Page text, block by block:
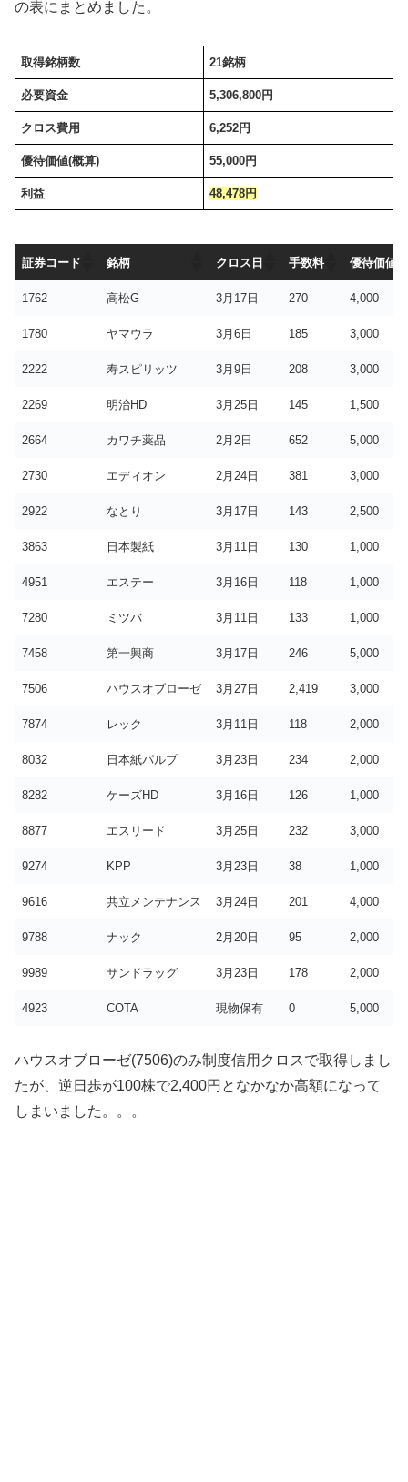
の表にまとめました。
取得銘柄数 21銘柄
必要資金 5,306,800円
クロス費用 6,252円
優待価値(概算) 55,000円
利益 48,478円
証券コード 銘柄 クロス日 手数料 優待価値
証券コード 銘柄 クロス日 手数料 優待価値
1762 高松G 3月17日 270 4,000
1780 ヤマウラ 3月6日 185 3,000
2222 寿スピリッツ 3月9日 208 3,000
2269 明治HD 3月25日 145 1,500
2664 カワチ薬品 2月2日 652 5,000
2730 エディオン 2月24日 381 3,000
2922 なとり 3月17日 143 2,500
3863 日本製紙 3月11日 130 1,000
4951 エステー 3月16日 118 1,000
7280 ミツバ 3月11日 133 1,000
7458 第一興商 3月17日 246 5,000
7506 ハウスオブローゼ 3月27日 2,419 3,000
7874 レック 3月11日 118 2,000
8032 日本紙パルプ 3月23日 234 2,000
8282 ケーズHD 3月16日 126 1,000
8877 エスリード 3月25日 232 3,000
9274 KPP 3月23日 38 1,000
9616 共立メンテナンス 3月24日 201 4,000
9788 ナック 2月20日 95 2,000
9989 サンドラッグ 3月23日 178 2,000
4923 COTA 現物保有 0 5,000
ハウスオブローゼ(7506)のみ制度信用クロスで取得しまし
たが、逆日歩が100株で2,400円となかなか高額になって
しまいました。。。